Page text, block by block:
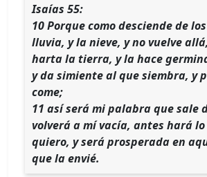
Isaías 55:
10 Porque como desciende de
lluvia, y la nieve, y no vuelve
harta la tierra, y la hace
y da simiente al que siembra, y
come;
11 así será mi palabra que sale
volverá a mí vacía, antes hará lo
quiero, y será prosperada en
que la envié.